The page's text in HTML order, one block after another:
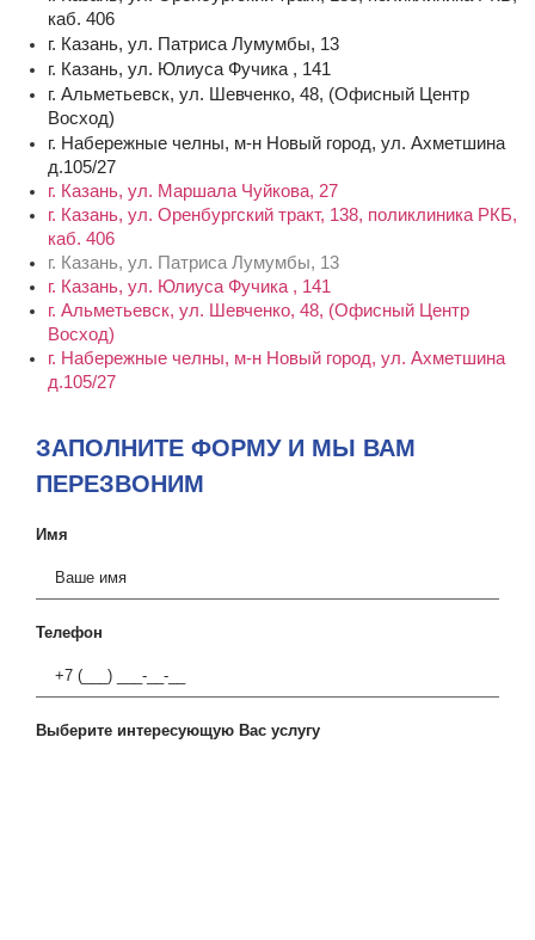
каб. 406
г. Казань, ул. Патриса Лумумбы, 13
г. Казань, ул. Юлиуса Фучика , 141
г. Альметьевск, ул. Шевченко, 48, (Офисный Центр
Восход)
г. Набережные челны, м-н Новый город, ул. Ахметшина
д.105/27
г. Казань, ул. Маршала Чуйкова, 27
г. Казань, ул. Оренбургский тракт, 138, поликлиника РКБ,
каб. 406
г. Казань, ул. Патриса Лумумбы, 13
г. Казань, ул. Юлиуса Фучика , 141
г. Альметьевск, ул. Шевченко, 48, (Офисный Центр
Восход)
г. Набережные челны, м-н Новый город, ул. Ахметшина
д.105/27
ЗАПОЛНИТЕ ФОРМУ И МЫ ВАМ
ПЕРЕЗВОНИМ
Имя
Телефон
Выберите интересующую Вас услугу